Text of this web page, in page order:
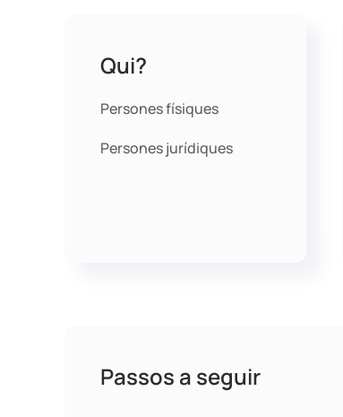
Qui?
Persones físiques
Persones jurídiques
Passos a seguir